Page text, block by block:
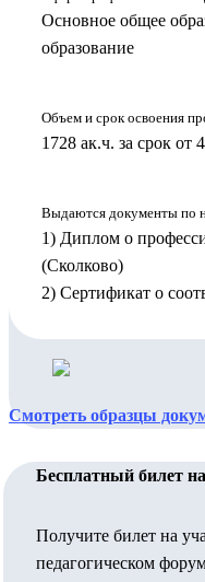
Основное общее
образование
Объем и срок освоения
1728 ак.ч. за срок от
Выдаются документы по
1) Диплом о
(Сколково)
2) Сертификат о
Смотреть образцы
Бесплатный билет
Получите билет на
педагогическом